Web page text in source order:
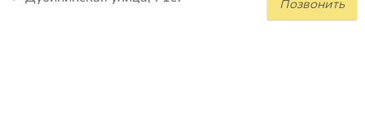
Позвонить